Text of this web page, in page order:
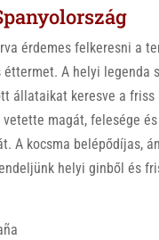
érdemes felkeresni a
A helyi legenda
állataikat keresve a
magát, felesége
A kocsma belépődíjas,
helyi ginből és